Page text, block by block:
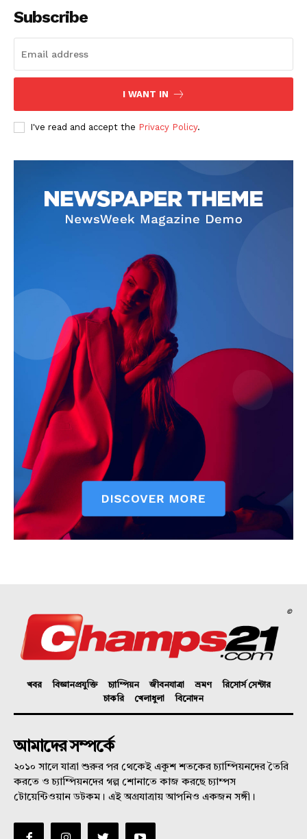
Company
About
Subscription Plans
My account
Subscribe
I WANT IN
I've read and accept the Privacy Policy.
©
খবর বিজ্ঞানপ্রযুক্তি চ্যাম্পিয়ন জীবনযাত্রা ভ্রমণ
রিসোর্স সেন্টার
চাকরি
খেলাধুলা বিনোদন
আমাদের সম্পর্কে
২০১০ সালে যাত্রা শুরুর পর থেকেই একুশ শতকের চ্যাম্পিয়নদের তৈরি
করতে ও চ্যাম্পিয়নদের গল্প শোনাতে কাজ করছে চ্যাম্পস
টোয়েন্টিওয়ান ডটকম। এই অগ্রযাত্রায় আপনিও একজন সঙ্গী।